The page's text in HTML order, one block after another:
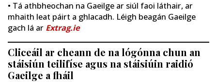
• Tá athbheochan na Gaeilge ar siúl faoi láthair, ar
mhaith leat páirt a ghlacadh. Léigh beagán Gaeilge
gach lá ar Extrag.ie
Cliceáil ar cheann de na lógónna chun an
stáisiún teilifíse agus na stáisiúin raidió
Gaeilge a fháil